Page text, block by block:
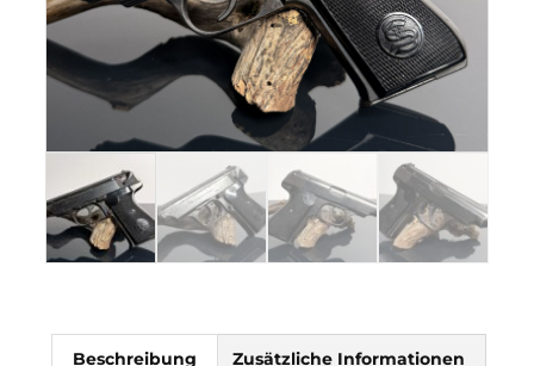
Beschreibung Zusätzliche Informationen